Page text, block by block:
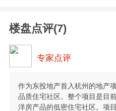
楼盘点评(7)
专家点评
作为东投地产首入杭州的地产
品质住宅社区。整个项目是目
洋房产品的低密住宅社区。项